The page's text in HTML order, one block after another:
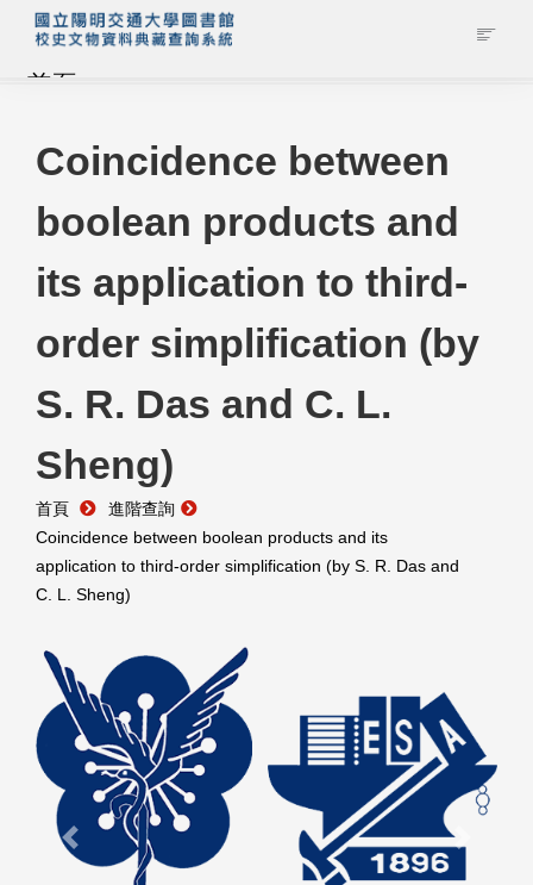
首頁
藏品查詢
校史館簡介
藏品清單全覽
資料調閱申請
管理者登入
Coincidence between
boolean products and
its application to third-
order simplification (by
S. R. Das and C. L.
Sheng)
首頁
進階查詢
Coincidence between boolean products and its
application to third-order simplification (by S. R. Das and
C. L. Sheng)
Previous Next